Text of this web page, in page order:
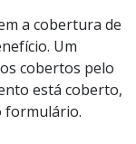
a cobertura de
Um
cobertos pelo
está coberto,
formulário.